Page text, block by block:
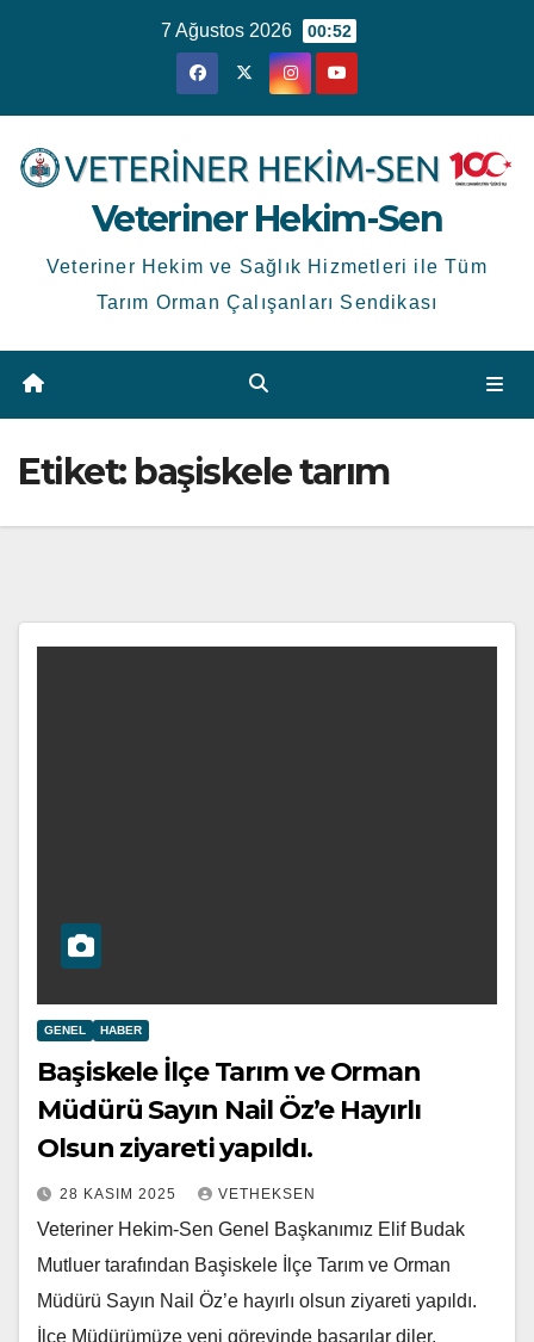
7 Ağustos 2026 00:52
Veteriner Hekim-Sen
Veteriner Hekim ve Sağlık Hizmetleri ile Tüm
Tarım Orman Çalışanları Sendikası
Etiket: başiskele tarım
GENEL HABER
Başiskele İlçe Tarım ve Orman
Müdürü Sayın Nail Öz’e Hayırlı
Olsun ziyareti yapıldı.
28 KASIM 2025 VETHEKSEN
Veteriner Hekim-Sen Genel Başkanımız Elif Budak
Mutluer tarafından Başiskele İlçe Tarım ve Orman
Müdürü Sayın Nail Öz’e hayırlı olsun ziyareti yapıldı.
İlçe Müdürümüze yeni görevinde başarılar diler,